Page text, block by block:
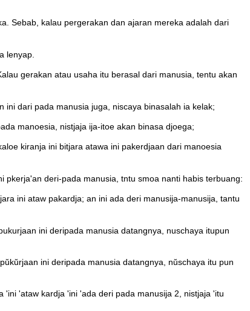
Sebab, kalau pergerakan dan ajaran mereka adalah dari
lenyap.
gerakan atau usaha itu berasal dari manusia, tentu akan
dari pada manusia juga, niscaya binasalah ia kelak;
manoesia, nistjaja ija-itoe akan binasa djoega;
kiranja ini bitjara atawa ini pakerdjaan dari manoesia
deri-pada manusia, tntu smoa nanti habis terbuang:
ini ataw pakardja; an ini ada deri manusija-manusija, tantu
ini deripada manusia datangnya, nuschaya itupun
ini deripada manusia datangnya, nŭschaya itu pun
'ataw kardja 'ini 'ada deri pada manusija 2, nistjaja 'itu